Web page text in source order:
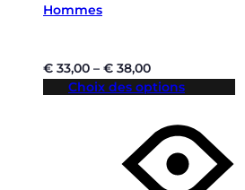
Hommes
€ 33,00 – € 38,00
Choix des options